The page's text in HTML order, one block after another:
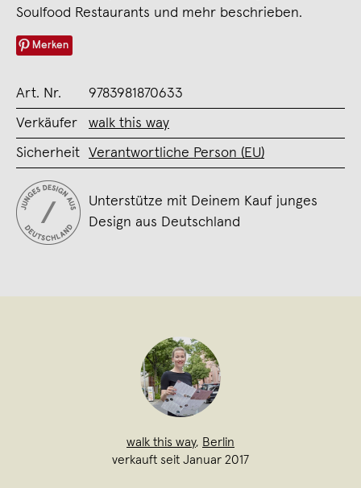
Soulfood Restaurants und mehr beschrieben.
Merken
Art. Nr. 9783981870633
Verkäufer walk this way
Sicherheit Verantwortliche Person (EU)
Unterstütze mit Deinem Kauf junges
Design aus Deutschland
walk this way, Berlin
verkauft seit Januar 2017